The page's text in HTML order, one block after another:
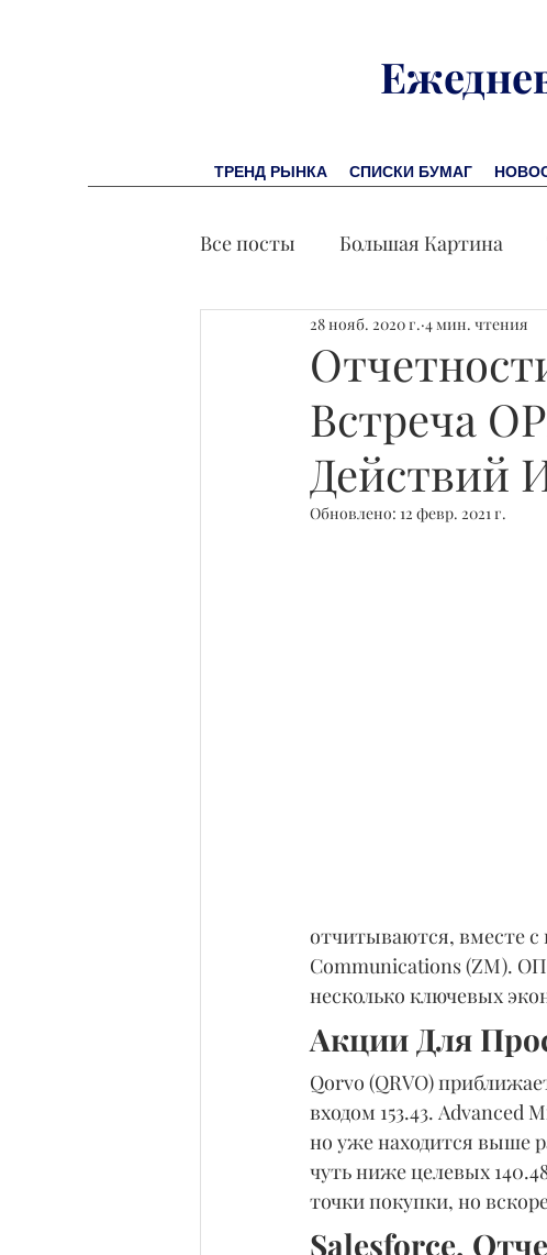
ТРЕНД РЫНКА СПИСКИ БУМАГ
Все посты Большая Картина
Заметки финсоветника
Лидеры И Успех Экономика
Встреча
Действий
28 нояб. 2020 г. 4 мин. чтения
Обновлено: 12 февр. 2021 г.
отчитываются, вместе
Communications (ZM).
несколько ключевых
Акции Для
Qorvo (QRVO)
входом 153.43. Advanced
но уже находится выше
чуть ниже целевых
точки покупки, но
Salesforce,